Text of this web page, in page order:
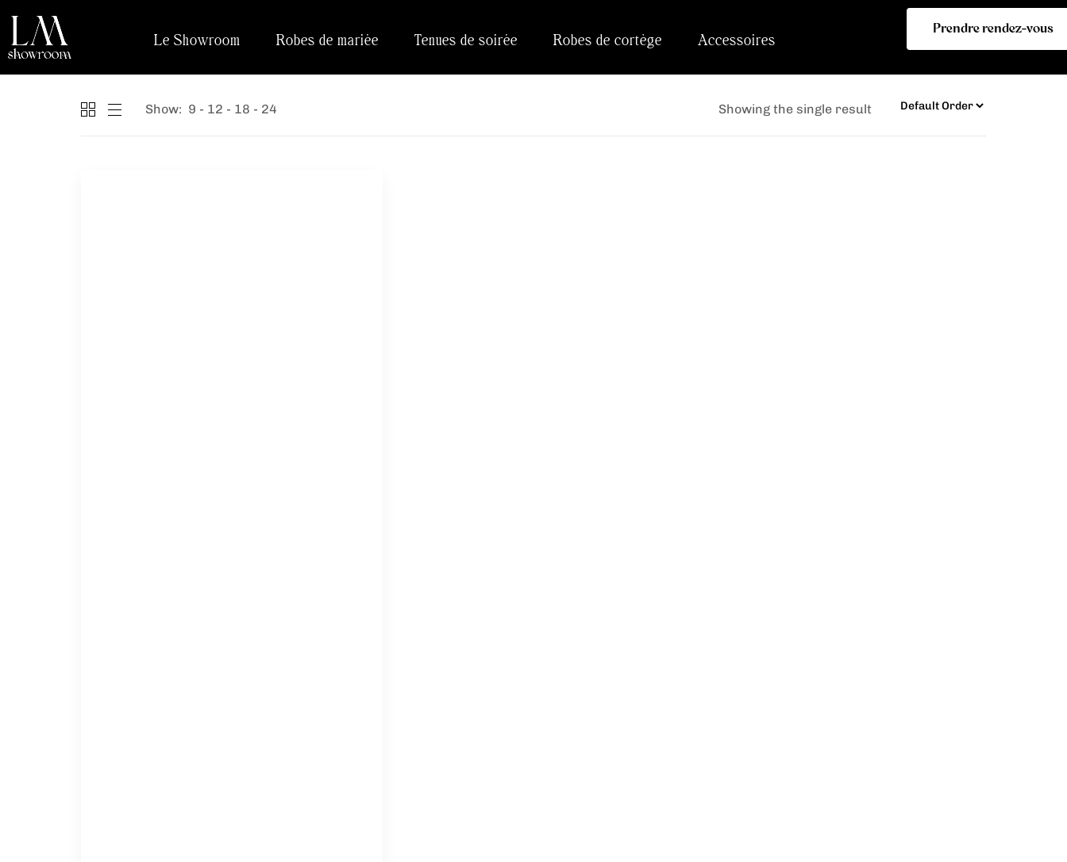
Le Showroom Robes de mariée Tenues de soirée Robes de cortège Accessoires
Prendre rendez-vous
Show: 9 12 18 24 Showing the single result